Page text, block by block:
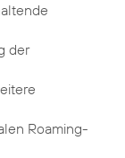
der
Roaming-